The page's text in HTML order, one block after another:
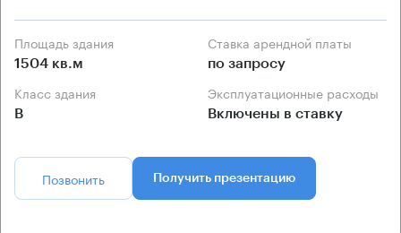
Площадь здания
1504 кв.м
Ставка арендной платы
по запросу
Класс здания
B
Эксплуатационные расходы
Включены в ставку
Позвонить Получить презентацию